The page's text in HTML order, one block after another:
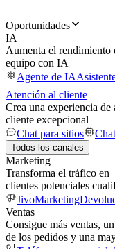
Oportunidades
IA
Aumenta el rendimiento
equipo con IA
Agente de IA
Atención al cliente
Crea una experiencia de
cliente excepcional
Chat para sitios
Todos los canales
Marketing
Transforma el tráfico en
clientes potenciales
JivoMarketing
Ventas
Consigue más ventas,
de los pedidos y una